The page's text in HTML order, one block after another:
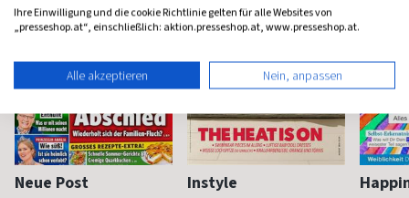
Neue Post Instyle
Ihre Einwilligung und die cookie Richtlinie gelten für alle Websites von
„presseshop.at“, einschließlich: aktion.presseshop.at, www.presseshop.at.
Alle akzeptieren Nein, anpassen